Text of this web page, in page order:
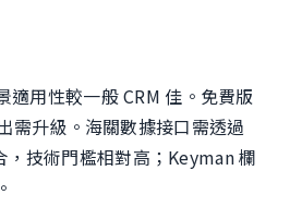
適用性較一般 CRM 佳。免費版
需升級。海關數據接口需透過
技術門檻相對高；Keyman 欄